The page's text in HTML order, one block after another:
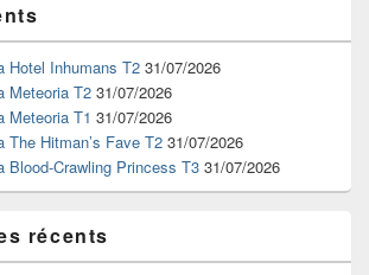
Hotel Inhumans T2 31/07/2026
Meteoria T2 31/07/2026
Meteoria T1 31/07/2026
The Hitman’s Fave T2 31/07/2026
Blood-Crawling Princess T3 31/07/2026
récents